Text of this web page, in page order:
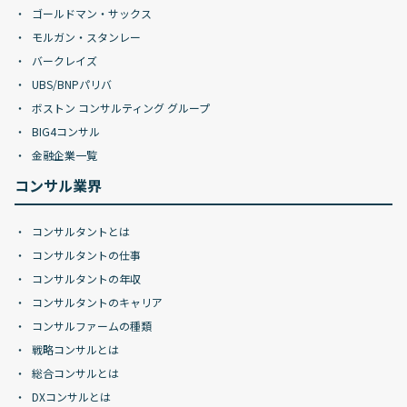
ゴールドマン・サックス
モルガン・スタンレー
バークレイズ
UBS/BNPパリバ
ボストン コンサルティング グループ
BIG4コンサル
金融企業一覧
コンサル業界
コンサルタントとは
コンサルタントの仕事
コンサルタントの年収
コンサルタントのキャリア
コンサルファームの種類
戦略コンサルとは
総合コンサルとは
DXコンサルとは